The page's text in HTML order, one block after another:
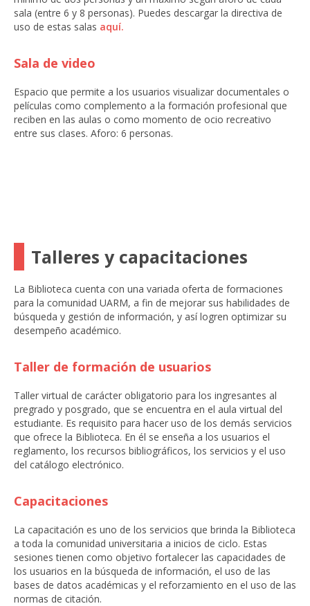
sala (entre 6 y 8 personas). Puedes descargar la directiva de
uso de estas salas aquí.
Sala de video
Espacio que permite a los usuarios visualizar documentales o
películas como complemento a la formación profesional que
reciben en las aulas o como momento de ocio recreativo
entre sus clases. Aforo: 6 personas.
Talleres y capacitaciones
La Biblioteca cuenta con una variada oferta de formaciones
para la comunidad UARM, a fin de mejorar sus habilidades de
búsqueda y gestión de información, y así logren optimizar su
desempeño académico.
Taller de formación de usuarios
Taller virtual de carácter obligatorio para los ingresantes al
pregrado y posgrado, que se encuentra en el aula virtual del
estudiante. Es requisito para hacer uso de los demás servicios
que ofrece la Biblioteca. En él se enseña a los usuarios el
reglamento, los recursos bibliográficos, los servicios y el uso
del catálogo electrónico.
Capacitaciones
La capacitación es uno de los servicios que brinda la Biblioteca
a toda la comunidad universitaria a inicios de ciclo. Estas
sesiones tienen como objetivo fortalecer las capacidades de
los usuarios en la búsqueda de información, el uso de las
bases de datos académicas y el reforzamiento en el uso de las
normas de citación.